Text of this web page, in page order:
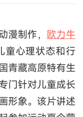
漫制作， 欧力牛
童心理状态和行
青藏高原特有生
门针对儿童成长
形象。该片讲述